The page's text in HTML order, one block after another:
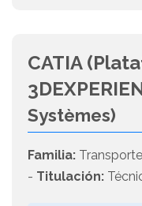
CATIA
Systèmes)
Familia:
- Titulación: